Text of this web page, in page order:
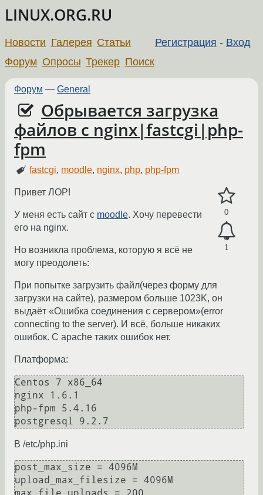
LINUX.ORG.RU
Регистрация - Вход
Новости Галерея Статьи
Форум Опросы Трекер Поиск
Форум — General
Обрывается загрузка
файлов с nginx|fastcgi|php-
fpm
fastcgi, moodle, nginx, php, php-fpm
0
1
Привет ЛОР!
У меня есть сайт с moodle. Хочу перевести
его на nginx.
Но возникла проблема, которую я всё не
могу преодолеть:
При попытке загрузить файл(через форму для
загрузки на сайте), размером больше 1023K, он
выдаёт «Ошибка соединения с сервером»(error
connecting to the server). И всё, больше никаких
ошибок. С apache таких ошибок нет.
Платформа:
Centos 7 x86_64
nginx 1.6.1
php-fpm 5.4.16
postgresql 9.2.7
В /etc/php.ini
post_max_size = 4096M
upload_max_filesize = 4096M